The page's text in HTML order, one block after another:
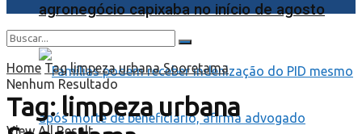
agronegócio capixaba no início de agosto
Nenhum Resultado
View All Result
Home Tag limpeza urbana Sooretama
Tag:limpeza urbana